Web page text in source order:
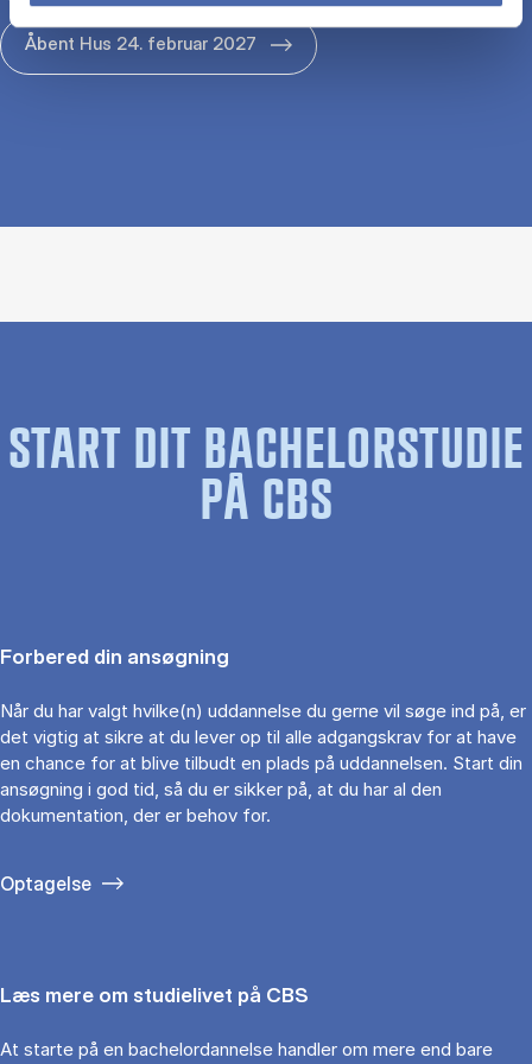
Åbent Hus 24. februar 2027
START DIT BACHELORSTUDIE
PÅ CBS
Forbered din ansøgning
Når du har valgt hvilke(n) uddannelse du gerne vil søge ind på, er
det vigtig at sikre at du lever op til alle adgangskrav for at have
en chance for at blive tilbudt en plads på uddannelsen. Start din
ansøgning i god tid, så du er sikker på, at du har al den
dokumentation, der er behov for.
Optagelse
Læs mere om studielivet på CBS
At starte på en bachelordannelse handler om mere end bare